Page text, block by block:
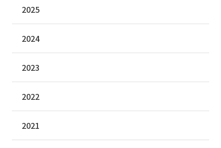
2025
2024
2023
2022
2021